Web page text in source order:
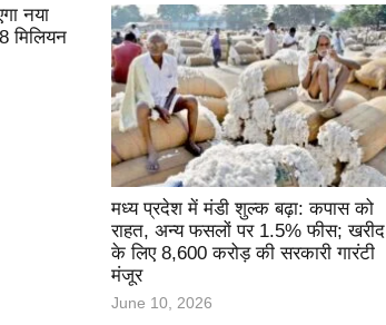
नया
मिलियन
मध्य प्रदेश में मंडी शुल्क बढ़ा: कपास को
राहत, अन्य फसलों पर 1.5% फीस; खरीद
के लिए 8,600 करोड़ की सरकारी गारंटी
मंजूर
June 10, 2026